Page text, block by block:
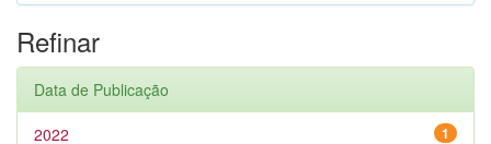
Refinar
Data de Publicação
1
2022